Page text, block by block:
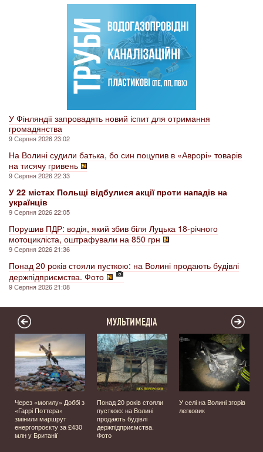
У Фінляндії запровадять новий іспит для отримання
громадянства
9 Серпня 2026 23:02
На Волині судили батька, бо син поцупив в «Аврорі» товарів
на тисячу гривень
9 Серпня 2026 22:33
У 22 містах Польщі відбулися акції проти нападів на
українців
9 Серпня 2026 22:05
Порушив ПДР: водія, який збив біля Луцька 18-річного
мотоцикліста, оштрафували на 850 грн
9 Серпня 2026 21:36
Понад 20 років стояли пусткою: на Волині продають будівлі
держпідприємства. Фото
9 Серпня 2026 21:08
МУЛЬТИМЕДІА
Через «могилу» Доббі з
«Гаррі Поттера»
змінили маршрут
енергопроєкту за £430
млн у Британії
Понад 20 років стояли
пусткою: на Волині
продають будівлі
держпідприємства.
Фото
У селі на Волині згорів
легковик